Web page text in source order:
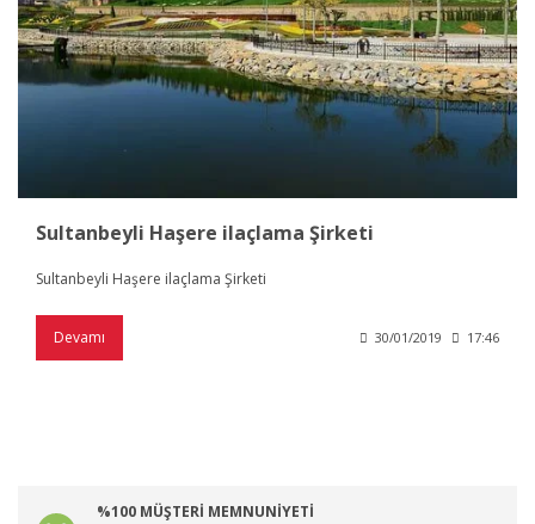
Sultanbeyli Haşere ilaçlama Şirketi
Sultanbeyli Haşere ilaçlama Şirketi
Devamı 30/01/2019 17:46
%100 MÜŞTERİ MEMNUNİYETİ